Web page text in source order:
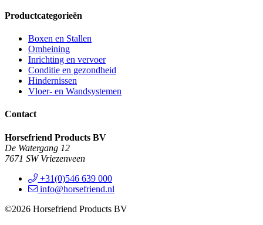
Productcategorieën
Boxen en Stallen
Omheining
Inrichting en vervoer
Conditie en gezondheid
Hindernissen
Vloer- en Wandsystemen
Contact
Horsefriend Products BV
De Watergang 12
7671 SW Vriezenveen
+31(0)546 639 000
info@horsefriend.nl
©2026 Horsefriend Products BV